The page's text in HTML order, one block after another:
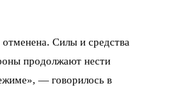
отменена. Силы и средства
продолжают нести
— говорилось в